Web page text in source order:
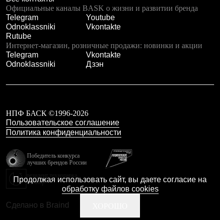
Брюки
Софтшелл одежда
Куртки
Флисовая одежда
Куртки
Брюки
Жилеты
Комбинезоны
Комплект термобелья
Палатки
Тенты
Аксессуары для палаток
Экспедиционные
Легкоходные
Городские
Аксессуары для рюкзаков
Пуховые
Официальные каналы BASK о жизни и развитии бренда
Telegram
Youtube
Odnoklassniki
Vkontakte
Rutube
Интернет-магазин, розничные продажи: новинки и акции
Telegram
Vkontakte
Odnoklassniki
Дзэн
НПФ БАСК ©1996-2026
Пользовательское соглашение
Политика конфиденциальности
Победитель конкурса
лучших брендов России
Калибр
Сделано в Braind
Продолжая использовать сайт, вы даете согласие на
обработку файлов cookies